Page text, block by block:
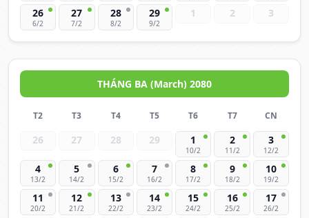
26
6/2
27
7/2
28
8/2
29
9/2
1 2 3
THÁNG BA (March) 2080
T2 T3 T4 T5 T6 T7 CN
26 27 28 29 1
10/2
2
11/2
3
12/2
4
13/2
5
14/2
6
15/2
7
16/2
8
17/2
9
18/2
10
19/2
11
20/2
12
21/2
13
22/2
14
23/2
15
24/2
16
25/2
17
26/2